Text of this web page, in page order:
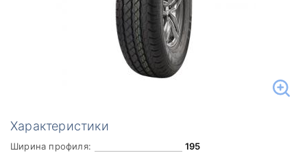
Характеристики
Ширина профиля:
195